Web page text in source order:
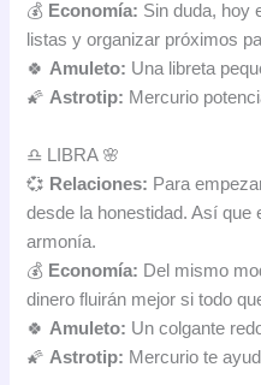
💰 Economía: Sin duda, hoy
listas y organizar próximos
🍀Amuleto: Una libreta
🌠Astrotip: Mercurio
♎ LIBRA 🌸
💞 Relaciones: Para
desde la honestidad. Así
armonía.
💰 Economía: Del mismo
dinero fluirán mejor si todo
🍀 Amuleto: Un colgante
🌠 Astrotip: Mercurio te